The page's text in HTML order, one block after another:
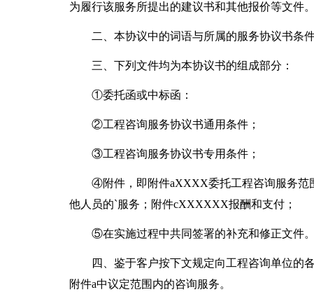
为履行该服务所提出的建议书和其他报价等文件。
二、本协议中的词语与所属的服务协议书条
三、下列文件均为本协议书的组成部分：
①委托函或中标函：
②工程咨询服务协议书通用条件；
③工程咨询服务协议书专用条件；
④附件，即附件aXXXX委托工程咨询服务
他人员的`服务；附件cXXXXXX报酬和支付；
⑤在实施过程中共同签署的补充和修正文件。
四、鉴于客户按下文规定向工程咨询单位的
附件a中议定范围内的咨询服务。